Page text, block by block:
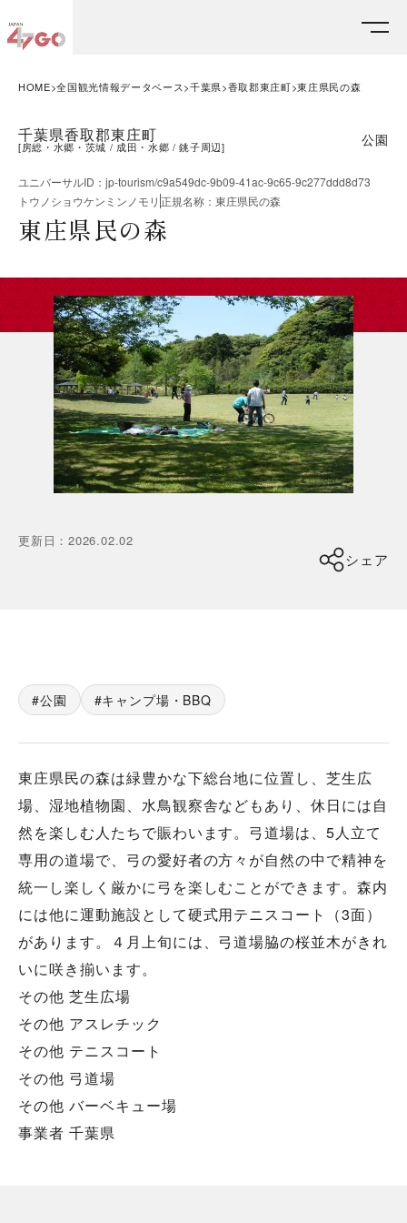
HOME 全国観光情報データベース 千葉県 香取郡東庄町 東庄県民の森
千葉県香取郡東庄町
[房総・水郷・茨城 成田・水郷 銚子周辺] 公園
ユニバーサルID ： jp-tourism/c9a549dc-9b09-41ac-9c65-9c277ddd8d73
トウノショウケンミンノモリ 正規名称 ： 東庄県民の森
東庄県民の森
更新日 ：2026.02.02
シェア
公園 キャンプ場・BBQ
東庄県民の森は緑豊かな下総台地に位置し、芝生広
場、湿地植物園、水鳥観察舎などもあり、休日には自
然を楽しむ人たちで賑わいます。弓道場は、5人立て
専用の道場で、弓の愛好者の方々が自然の中で精神を
統一し楽しく厳かに弓を楽しむことができます。森内
には他に運動施設として硬式用テニスコート（3面）
があります。４月上旬には、弓道場脇の桜並木がきれ
いに咲き揃います。
その他 芝生広場
その他 アスレチック
その他 テニスコート
その他 弓道場
その他 バーベキュー場
事業者 千葉県